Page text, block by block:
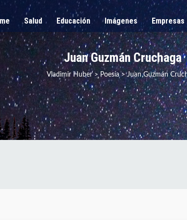
Salud Educación Imágenes Empresas
Juan Guzmán Cruchaga
Vladimir Huber> Poesía>Juan Guzmán